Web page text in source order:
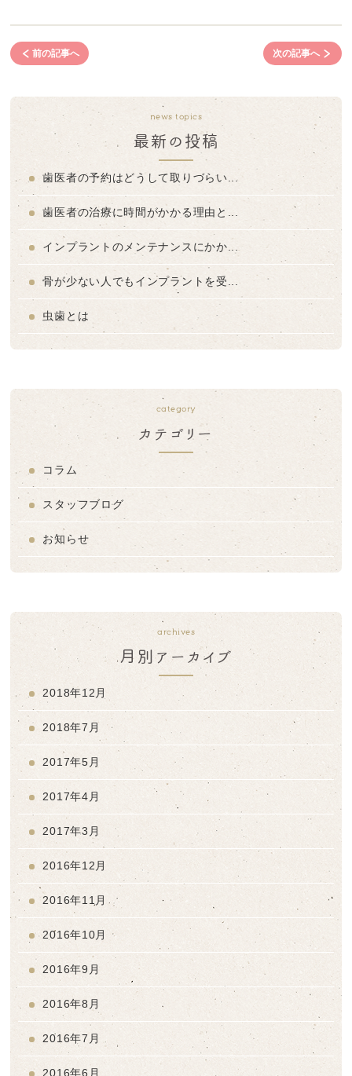
前の記事へ 次の記事へ
news topics
最新の投稿
歯医者の予約はどうして取りづらい...
歯医者の治療に時間がかかる理由と...
インプラントのメンテナンスにかか...
骨が少ない人でもインプラントを受...
虫歯とは
category
カテゴリー
コラム
スタッフブログ
お知らせ
archives
月別アーカイブ
2018年12月
2018年7月
2017年5月
2017年4月
2017年3月
2016年12月
2016年11月
2016年10月
2016年9月
2016年8月
2016年7月
2016年6月